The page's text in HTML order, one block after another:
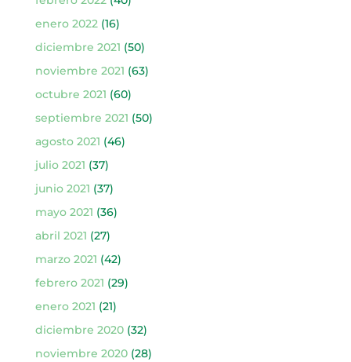
enero 2022(16)
diciembre 2021 (50)
noviembre 2021 (63)
octubre 2021 (60)
septiembre 2021 (50)
agosto 2021 (46)
julio 2021 (37)
junio 2021 (37)
mayo 2021 (36)
abril 2021 (27)
marzo 2021 (42)
febrero 2021 (29)
enero 2021 (21)
diciembre 2020(32)
noviembre 2020(28)